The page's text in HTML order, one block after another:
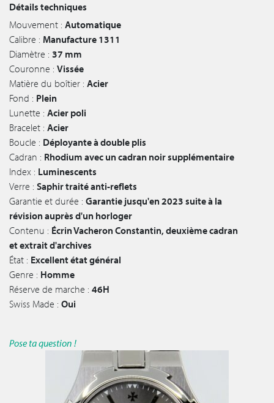
Détails techniques
Mouvement : Automatique
Calibre : Manufacture 1311
Diamètre : 37 mm
Couronne : Vissée
Matière du boîtier : Acier
Fond : Plein
Lunette : Acier poli
Bracelet : Acier
Boucle : Déployante à double plis
Cadran : Rhodium avec un cadran noir supplémentaire
Index : Luminescents
Verre : Saphir traité anti-reflets
Garantie et durée : Garantie jusqu'en 2023 suite à la
révision auprès d'un horloger
Contenu : Écrin Vacheron Constantin, deuxième cadran
et extrait d'archives
État : Excellent état général
Genre : Homme
Réserve de marche : 46H
Swiss Made : Oui
Pose ta question !